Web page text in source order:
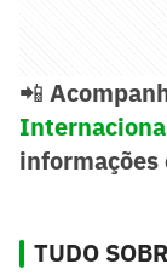
📲
informações
TUDO